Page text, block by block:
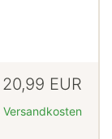
20,99 EUR
Versandkosten